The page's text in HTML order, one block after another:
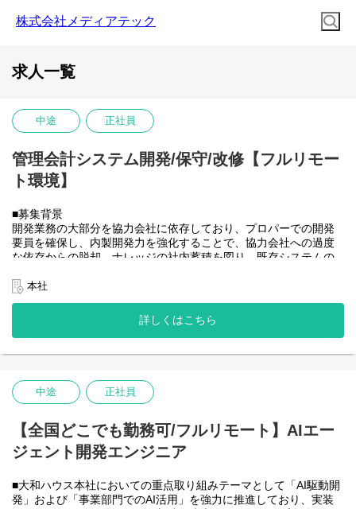
株式会社メディアテック
求人一覧
中途 正社員
管理会計システム開発/保守/改修【フルリモー
ト環境】
■募集背景
開発業務の大部分を協力会社に依存しており、プロパーでの開発
要員を確保し、内製開発力を強化することで、協力会社への過度
な依存からの脱却、ナレッジの社内蓄積を図り、既存システムの
応できるチームへと成長させていきたい。
■業務内容
大和ハウスグループ全体のITを推進する当社にて、グループ会社
(大和ハウス含)の社内システム開発、改修に携わって頂きます。
・HTML5 アプリケーション（JavaScript / jQuery / Vue.js）を用い
・CAP（Cloud Application Programming Model / Node.js）および
OData を用いたデータアクセス・バックエンド開発・保守
・SAP HANA SQL / Calculation View / Procedure によるデータモ
デリング・DB開発
国どこからでも働いていただけます。
入社日以外の出社は基本的にないので、入社後の勤務地は問いま
本社
詳しくはこちら
中途 正社員
【全国どこでも勤務可/フルリモート】AIエー
ジェント開発エンジニア
■大和ハウス本社においての重点取り組みテーマとして「AI駆動開
発」および「事業部門でのAI活用」を強力に推進しており、実装